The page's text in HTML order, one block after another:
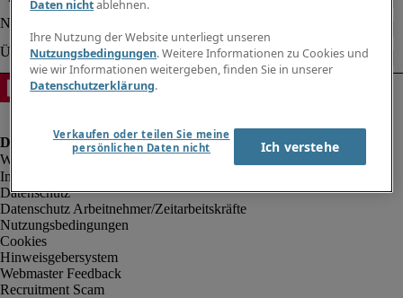
Impressum
Datenschutz
Datenschutz Arbeitnehmer/Zeitarbeitskräfte
Nutzungsbedingungen
Cookies
Hinweisgebersystem
Webmaster Feedback
Recruitment Scam
Daten nichtablehnen.
Ihre Nutzung der Website unterliegt unseren
Nutzungsbedingungen. Weitere Informationen zu Cookies und
wie wir Informationen weitergeben, finden Sie in unserer
Datenschutzerklärung.
Verkaufen oder teilen Sie meine
persönlichen Daten nicht
Ich verstehe